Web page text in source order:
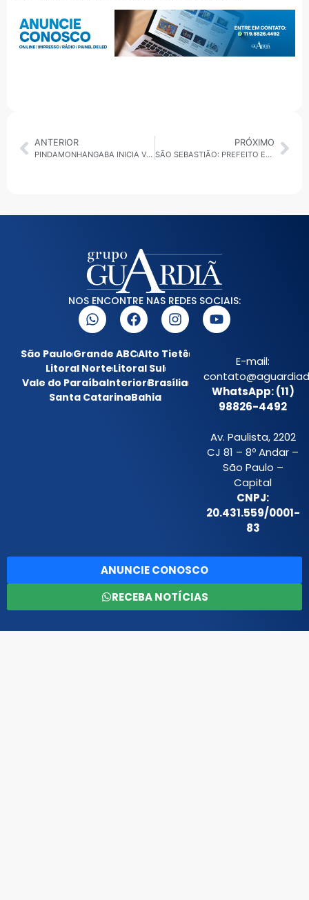
ANTERIOR
PINDAMONHANGABA INICIA VACINAÇÃO CONTRA A DENGUE PARA PROFISSIONAIS DA ATENÇÃO PRIMÁRIA À SAÚDE
PRÓXIMO
SÃO SEBASTIÃO: PREFEITO ENVIA À CÂMARA PROJETOS QUE AUTORIZAM R$ 110 MILHÕES EM EMPRÉSTIMOS PARA OBRAS
NOS ENCONTRE NAS REDES SOCIAIS:
São PauloGrande ABCAlto Tietê
Litoral NorteLitoral Sul
Vale do ParaíbaInteriorBrasília
Santa CatarinaBahia
E-mail:
WhatsApp: (11)
98826-4492
Av. Paulista, 2202
CJ 81 – 8º Andar –
São Paulo –
Capital
CNPJ:
20.431.559/0001-
83
ANUNCIE CONOSCO
RECEBA NOTÍCIAS